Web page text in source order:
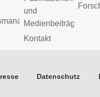
und
Medienbeiträge
Kontakt
Datenschutz